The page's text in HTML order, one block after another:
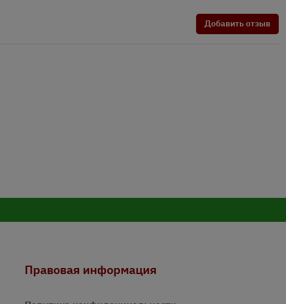
Добавить отзыв
Правовая информация